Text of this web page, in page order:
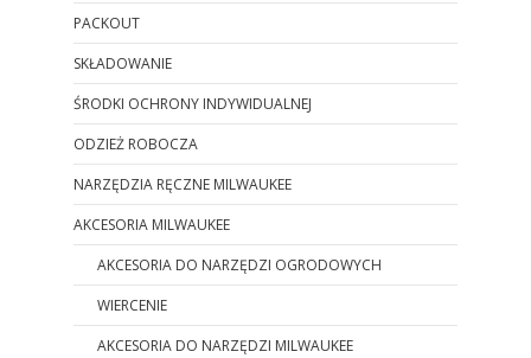
PACKOUT
SKŁADOWANIE
ŚRODKI OCHRONY INDYWIDUALNEJ
ODZIEŻ ROBOCZA
NARZĘDZIA RĘCZNE MILWAUKEE
AKCESORIA MILWAUKEE
AKCESORIA DO NARZĘDZI OGRODOWYCH
WIERCENIE
AKCESORIA DO NARZĘDZI MILWAUKEE